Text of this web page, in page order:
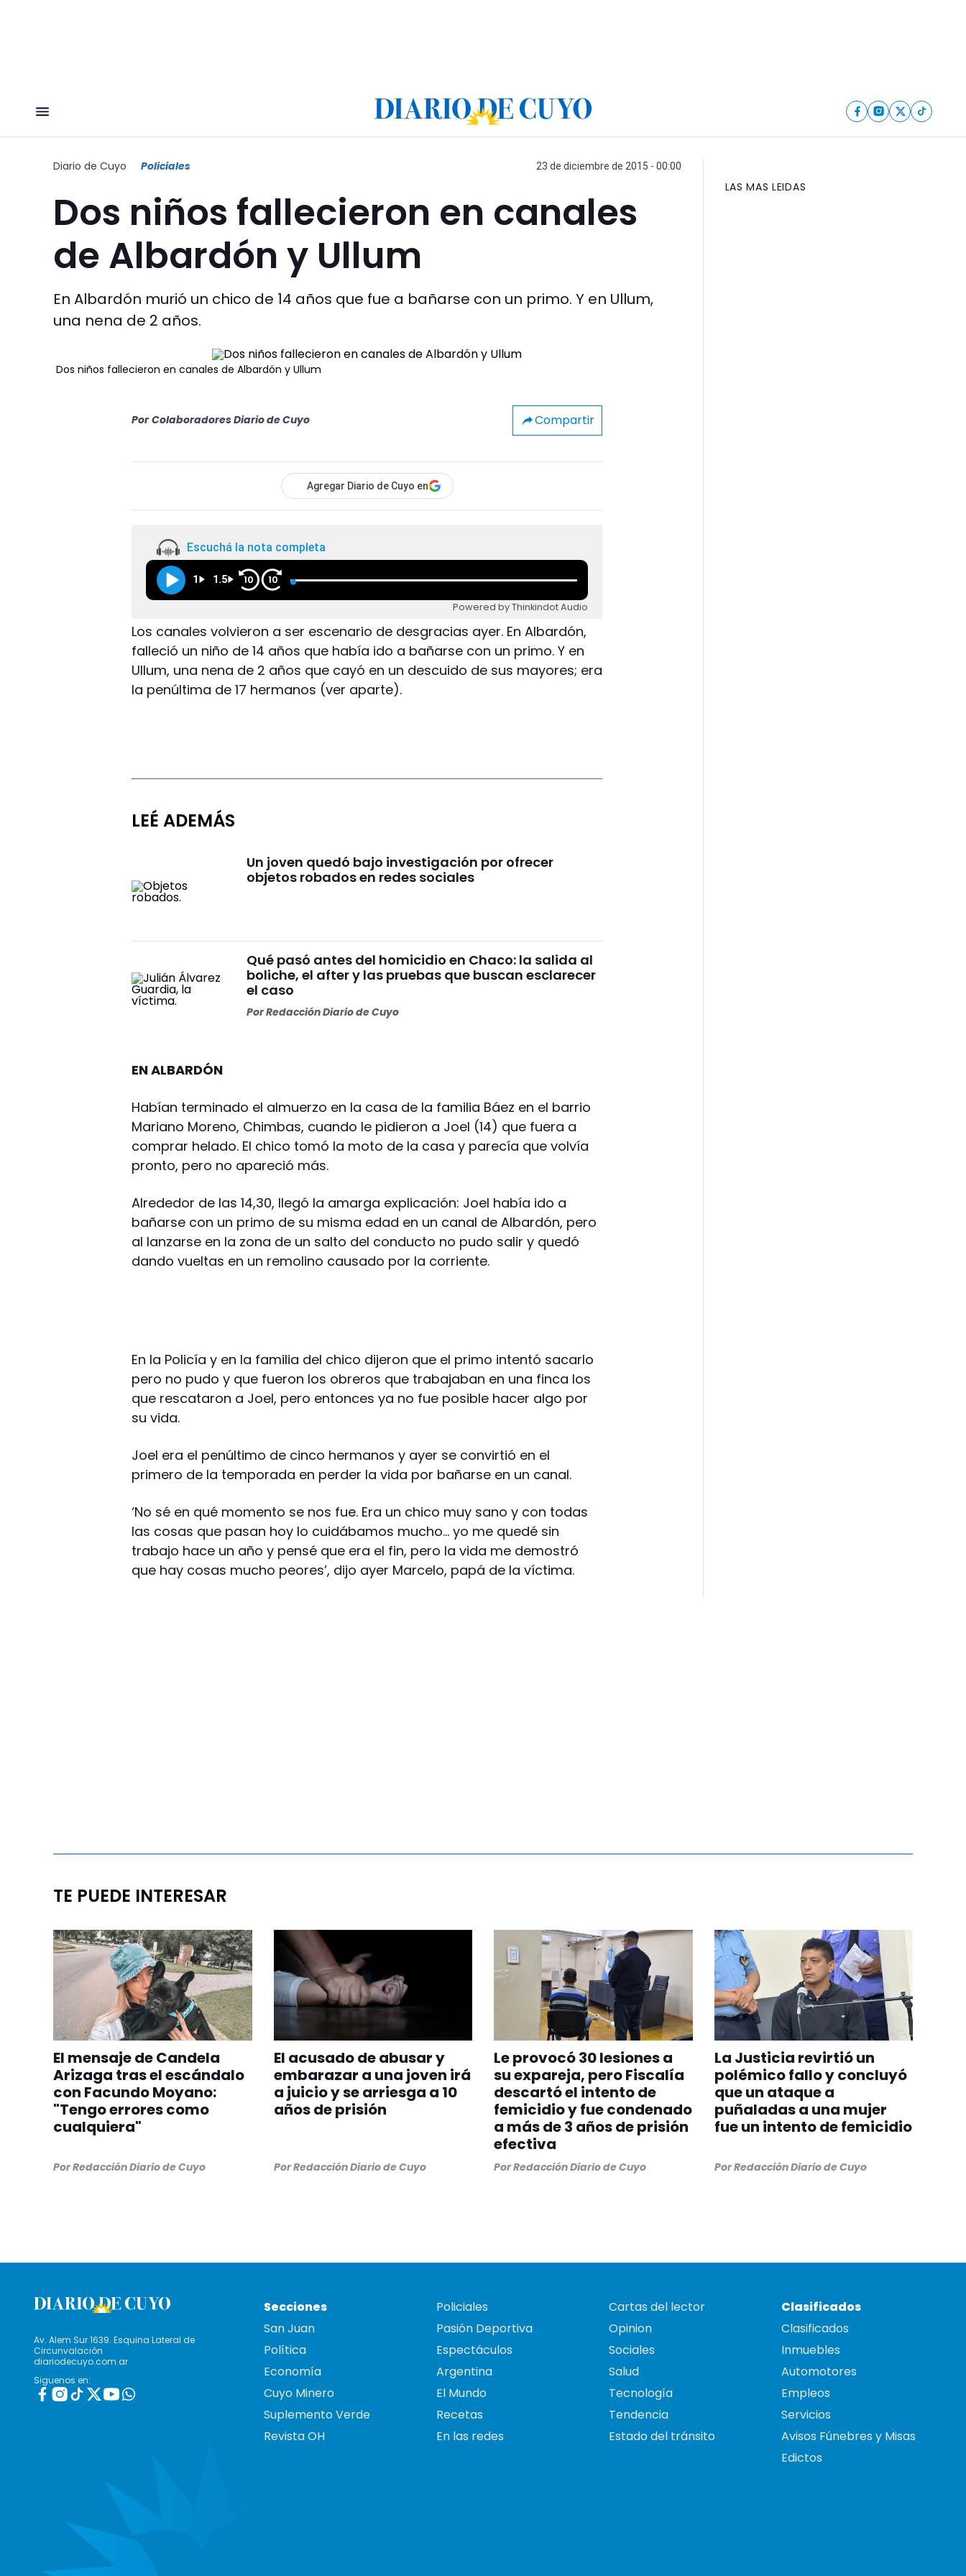
Diario de Cuyo Policiales 23 de diciembre de 2015 - 00:00
Dos niños fallecieron en canales
de Albardón y Ullum
En Albardón murió un chico de 14 años que fue a bañarse con un primo. Y en Ullum,
una nena de 2 años.
Dos niños fallecieron en canales de Albardón y Ullum
Por Colaboradores Diario de Cuyo Compartir
Agregar Diario de Cuyo en
Escuchá la nota completa
1 1.5 10 10
Powered by Thinkindot Audio
Los canales volvieron a ser escenario de desgracias ayer. En Albardón,
falleció un niño de 14 años que había ido a bañarse con un primo. Y en
Ullum, una nena de 2 años que cayó en un descuido de sus mayores; era
la penúltima de 17 hermanos (ver aparte).
LEÉ ADEMÁS
Un joven quedó bajo investigación por ofrecer
objetos robados en redes sociales
Qué pasó antes del homicidio en Chaco: la salida al
boliche, el after y las pruebas que buscan esclarecer
el caso
PorRedacción Diario de Cuyo
EN ALBARDÓN
Habían terminado el almuerzo en la casa de la familia Báez en el barrio
Mariano Moreno, Chimbas, cuando le pidieron a Joel (14) que fuera a
comprar helado. El chico tomó la moto de la casa y parecía que volvía
pronto, pero no apareció más.
Alrededor de las 14,30, llegó la amarga explicación: Joel había ido a
bañarse con un primo de su misma edad en un canal de Albardón, pero
al lanzarse en la zona de un salto del conducto no pudo salir y quedó
dando vueltas en un remolino causado por la corriente.
En la Policía y en la familia del chico dijeron que el primo intentó sacarlo
pero no pudo y que fueron los obreros que trabajaban en una finca los
que rescataron a Joel, pero entonces ya no fue posible hacer algo por
su vida.
Joel era el penúltimo de cinco hermanos y ayer se convirtió en el
primero de la temporada en perder la vida por bañarse en un canal.
‘No sé en qué momento se nos fue. Era un chico muy sano y con todas
las cosas que pasan hoy lo cuidábamos mucho… yo me quedé sin
trabajo hace un año y pensé que era el fin, pero la vida me demostró
que hay cosas mucho peores’, dijo ayer Marcelo, papá de la víctima.
LAS MAS LEIDAS
TE PUEDE INTERESAR
El mensaje de Candela
Arizaga tras el escándalo
con Facundo Moyano:
"Tengo errores como
cualquiera"
PorRedacción Diario de Cuyo
El acusado de abusar y
embarazar a una joven irá
a juicio y se arriesga a 10
años de prisión
PorRedacción Diario de Cuyo
Le provocó 30 lesiones a
su expareja, pero Fiscalía
descartó el intento de
femicidio y fue condenado
a más de 3 años de prisión
efectiva
PorRedacción Diario de Cuyo
La Justicia revirtió un
polémico fallo y concluyó
que un ataque a
puñaladas a una mujer
fue un intento de femicidio
PorRedacción Diario de Cuyo
Av. Alem Sur 1639. Esquina Lateral de
Circunvalación
diariodecuyo.com.ar
Siguenos en:
Secciones
San Juan
Política
Economía
Cuyo Minero
Suplemento Verde
Revista OH
Policiales
Pasión Deportiva
Espectáculos
Argentina
El Mundo
Recetas
En las redes
Cartas del lector
Opinion
Sociales
Salud
Tecnología
Tendencia
Estado del tránsito
Clasificados
Clasificados
Inmuebles
Automotores
Empleos
Servicios
Avisos Fúnebres y Misas
Edictos